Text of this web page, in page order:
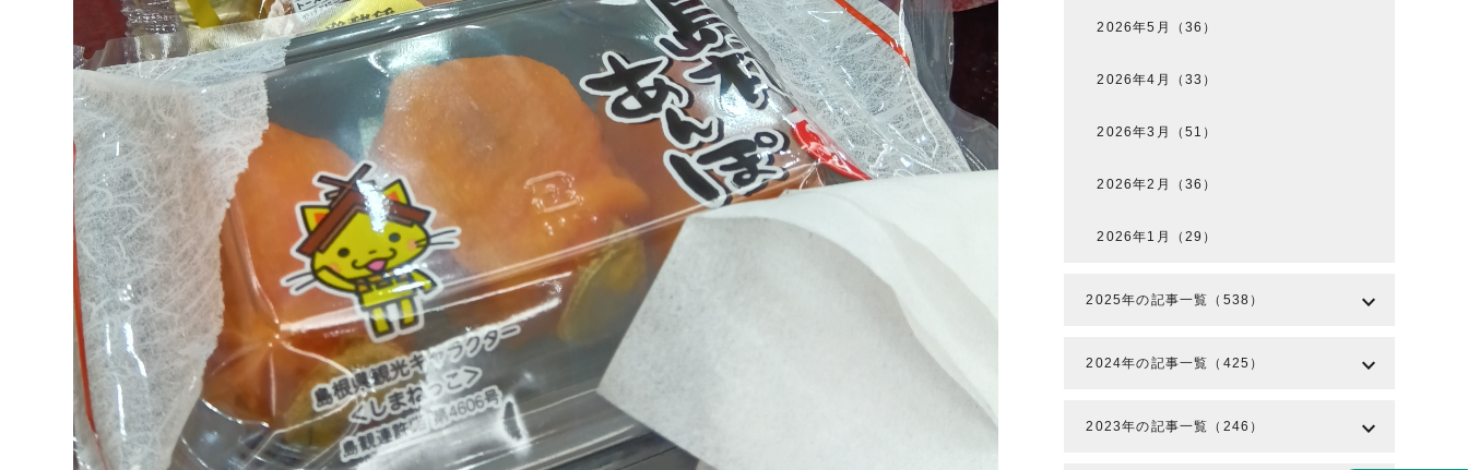
2026年5月（36）
2026年4月（33）
2026年3月（51）
2026年2月（36）
2026年1月（29）
2025年の記事一覧（538） expand_more
2024年の記事一覧（425） expand_more
2023年の記事一覧（246） expand_more